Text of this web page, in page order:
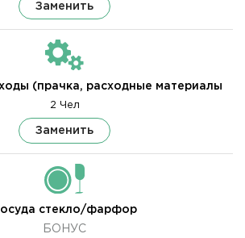
Заменить
(прачка, расходные материалы
2 Чел
Заменить
стекло/фарфор
БОНУС